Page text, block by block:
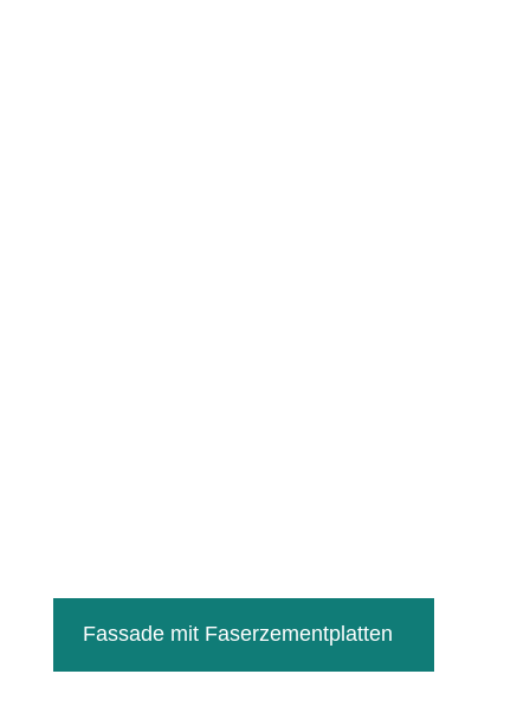
Fassa­de mit Faserzementplatten